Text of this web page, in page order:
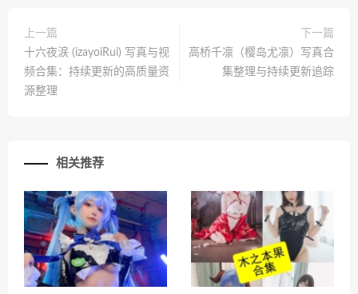
上一篇
十六夜涙 (izayoiRui) 写真与视
频合集：持续更新的高质量资
源整理
下一篇
高桥千凛（樱岛尤凛）写真合
集整理与持续更新追踪
相关推荐